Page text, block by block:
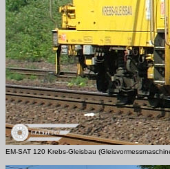
EM-SAT 120 Krebs-Gleisbau